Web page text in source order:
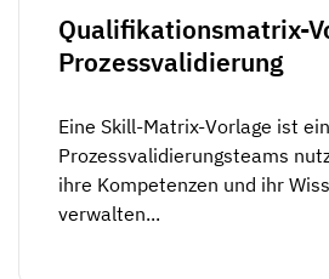
Qualifikationsmatrix-
Prozessvalidierung
Eine Skill-Matrix-Vorlage ist
Prozessvalidierungsteams
ihre Kompetenzen und ihr
verwalten...